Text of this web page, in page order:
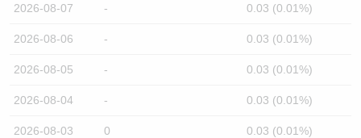
2026-08-07 - 0.03 (0.01%)
2026-08-06 - 0.03 (0.01%)
2026-08-05 - 0.03 (0.01%)
2026-08-04 - 0.03 (0.01%)
2026-08-03 0 0.03 (0.01%)